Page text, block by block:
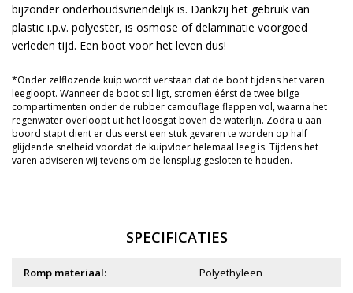
bijzonder onderhoudsvriendelijk is. Dankzij het gebruik van
plastic i.p.v. polyester, is osmose of delaminatie voorgoed
verleden tijd. Een boot voor het leven dus!
*Onder zelflozende kuip wordt verstaan dat de boot tijdens het varen
leegloopt. Wanneer de boot stil ligt, stromen éérst de twee bilge
compartimenten onder de rubber camouflage flappen vol, waarna het
regenwater overloopt uit het loosgat boven de waterlijn. Zodra u aan
boord stapt dient er dus eerst een stuk gevaren te worden op half
glijdende snelheid voordat de kuipvloer helemaal leeg is. Tijdens het
varen adviseren wij tevens om de lensplug gesloten te houden.
SPECIFICATIES
Romp materiaal:
Polyethyleen